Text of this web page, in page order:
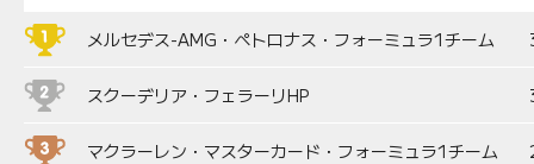
メルセデス-AMG・ペトロナス・フォーミュラ1チーム
スクーデリア・フェラーリHP
マクラーレン・マスターカード・フォーミュラ1チーム